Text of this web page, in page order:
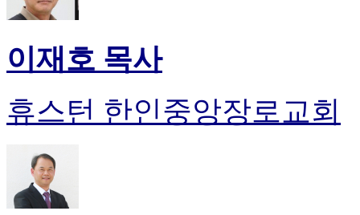
이재호 목사
휴스턴 한인중앙장로교회